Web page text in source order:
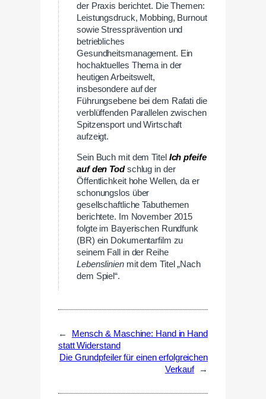
der Praxis berichtet. Die Themen:
Leistungsdruck, Mobbing, Burnout
sowie Stressprävention und
betriebliches
Gesundheitsmanagement. Ein
hochaktuelles Thema in der
heutigen Arbeitswelt,
insbesondere auf der
Führungsebene bei dem Rafati die
verblüffenden Parallelen zwischen
Spitzensport und Wirtschaft
aufzeigt.
Sein Buch mit dem Titel Ich pfeife
auf den Tod schlug in der
Öffentlichkeit hohe Wellen, da er
schonungslos über
gesellschaftliche Tabuthemen
berichtete. Im November 2015
folgte im Bayerischen Rundfunk
(BR) ein Dokumentarfilm zu
seinem Fall in der Reihe
Lebenslinienmit dem Titel „Nach
dem Spiel“.
←
Mensch & Maschine: Hand in Hand
statt Widerstand
Die Grundpfeiler für einen erfolgreichen
Verkauf
→